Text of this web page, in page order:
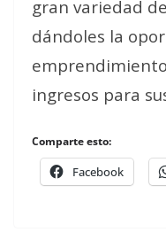
gran variedad
dándoles la
ingresos para
Comparte esto:
Facebook